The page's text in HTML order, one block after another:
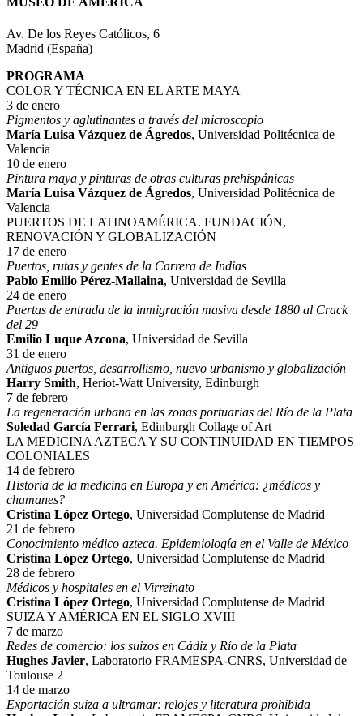
Av. De los Reyes Católicos, 6
Madrid (España)
PROGRAMA
COLOR Y TÉCNICA EN EL ARTE MAYA
3 de enero
Pigmentos y aglutinantes a través del microscopio
María Luisa Vázquez de Ágredos, Universidad Politécnica de
Valencia
10 de enero
Pintura maya y pinturas de otras culturas prehispánicas
María Luisa Vázquez de Ágredos, Universidad Politécnica de
Valencia
PUERTOS DE LATINOAMÉRICA. FUNDACIÓN,
RENOVACIÓN Y GLOBALIZACIÓN
17 de enero
Puertos, rutas y gentes de la Carrera de Indias
Pablo Emilio Pérez-Mallaina, Universidad de Sevilla
24 de enero
Puertas de entrada de la inmigración masiva desde 1880 al Crack
del 29
Emilio Luque Azcona, Universidad de Sevilla
31 de enero
Antiguos puertos, desarrollismo, nuevo urbanismo y globalización
Harry Smith, Heriot-Watt University, Edinburgh
7 de febrero
La regeneración urbana en las zonas portuarias del Río de la Plata
Soledad García Ferrari, Edinburgh Collage of Art
LA MEDICINA AZTECA Y SU CONTINUIDAD EN TIEMPOS
COLONIALES
14 de febrero
Historia de la medicina en Europa y en América: ¿médicos y
chamanes?
Cristina López Ortego, Universidad Complutense de Madrid
21 de febrero
Conocimiento médico azteca. Epidemiología en el Valle de México
Cristina López Ortego, Universidad Complutense de Madrid
28 de febrero
Médicos y hospitales en el Virreinato
Cristina López Ortego, Universidad Complutense de Madrid
SUIZA Y AMÉRICA EN EL SIGLO XVIII
7 de marzo
Redes de comercio: los suizos en Cádiz y Río de la Plata
Hughes Javier, Laboratorio FRAMESPA-CNRS, Universidad de
Toulouse 2
14 de marzo
Exportación suiza a ultramar: relojes y literatura prohibida